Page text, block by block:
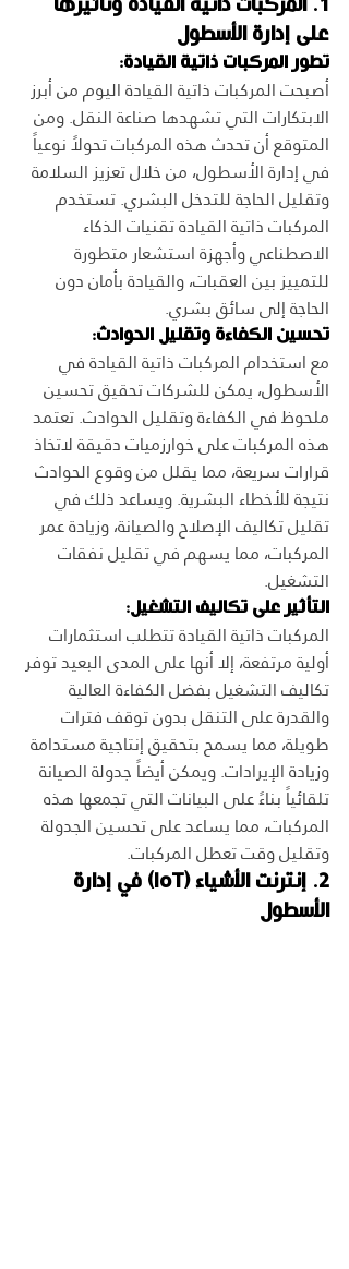
على إدارة الأسطول
تطور المركبات ذاتية القيادة:
أصبحت المركبات ذاتية القيادة اليوم من أبرز
الابتكارات التي تشهدها صناعة النقل. ومن
المتوقع أن تحدث هذه المركبات تحولاً نوعياً
في إدارة الأسطول، من خلال تعزيز السلامة
وتقليل الحاجة للتدخل البشري. تستخدم
المركبات ذاتية القيادة تقنيات الذكاء
الاصطناعي وأجهزة استشعار متطورة
للتمييز بين العقبات، والقيادة بأمان دون
الحاجة إلى سائق بشري.
تحسين الكفاءة وتقليل الحوادث:
مع استخدام المركبات ذاتية القيادة في
الأسطول، يمكن للشركات تحقيق تحسين
ملحوظ في الكفاءة وتقليل الحوادث. تعتمد
هذه المركبات على خوارزميات دقيقة لاتخاذ
قرارات سريعة، مما يقلل من وقوع الحوادث
نتيجة للأخطاء البشرية. ويساعد ذلك في
تقليل تكاليف الإصلاح والصيانة، وزيادة عمر
المركبات، مما يسهم في تقليل نفقات
التشغيل.
التأثير على تكاليف التشغيل:
المركبات ذاتية القيادة تتطلب استثمارات
أولية مرتفعة، إلا أنها على المدى البعيد توفر
تكاليف التشغيل بفضل الكفاءة العالية
والقدرة على التنقل بدون توقف فترات
طويلة، مما يسمح بتحقيق إنتاجية مستدامة
وزيادة الإيرادات. ويمكن أيضاً جدولة الصيانة
تلقائياً بناءً على البيانات التي تجمعها هذه
المركبات، مما يساعد على تحسين الجدولة
وتقليل وقت تعطل المركبات.
2. إنترنت الأشياء (IoT) في إدارة
الأسطول